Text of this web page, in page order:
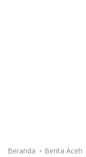
Beranda Berita Aceh